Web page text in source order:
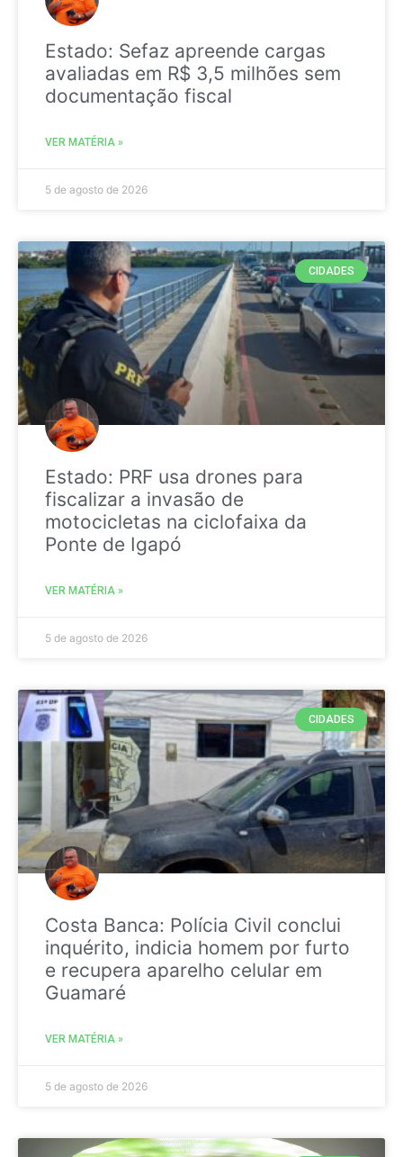
Estado: Sefaz apreende cargas
avaliadas em R$ 3,5 milhões sem
documentação fiscal
VER MATÉRIA »
5 de agosto de 2026
CIDADES
Estado: PRF usa drones para
fiscalizar a invasão de
motocicletas na ciclofaixa da
Ponte de Igapó
VER MATÉRIA »
5 de agosto de 2026
CIDADES
Costa Banca: Polícia Civil conclui
inquérito, indicia homem por furto
e recupera aparelho celular em
Guamaré
VER MATÉRIA »
5 de agosto de 2026